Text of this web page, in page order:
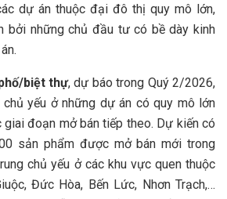
dự án thuộc đại đô thị quy mô lớn,
bởi những chủ đầu tư có bề dày kinh
biệt thự, dự báo trong Quý 2/2026,
chủ yếu ở những dự án có quy mô lớn
giai đoạn mở bán tiếp theo. Dự kiến có
sản phẩm được mở bán mới trong
chủ yếu ở các khu vực quen thuộc
Đức Hòa, Bến Lức, Nhơn Trạch,…